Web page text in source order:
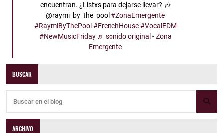
encuentran. ¿Listxs para dejarse llevar? 🎶
@raymi_by_the_pool#ZonaEmergente
#RaymiByThePool #FrenchHouse #VocalEDM
#NewMusicFriday ♬ sonido original - Zona
Emergente
BUSCAR
ARCHIVO